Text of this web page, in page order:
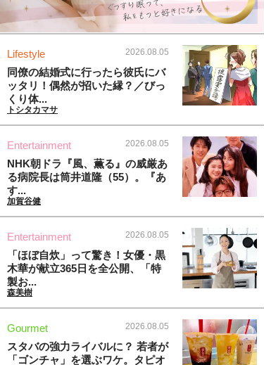
Lifestyle 2026.08.05
同僚の結婚式に行ったら彼氏にバ
ッタリ！偶然が招いた縁？／びっ
くり体...
トシタカマサ
Entertainment 2026.08.05
NHK朝ドラ『風、薫る』の威厳あ
る病院長は筒井道隆（55）。『あ
す...
加賀谷健
Entertainment 2026.08.05
「ほぼ自炊」って驚き！女優・黒
木華が献立365日を全公開、「特
製お...
森美樹
Gourmet 2026.08.05
スタバの強力ライバルに？ 若者が
「ゴンチャ」を選ぶワケ。タピオ